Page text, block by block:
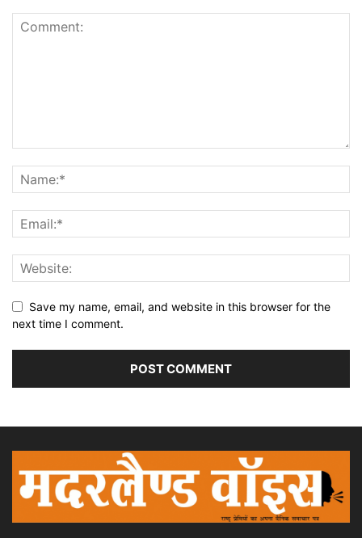
Save my name, email, and website in this browser for the
next time I comment.